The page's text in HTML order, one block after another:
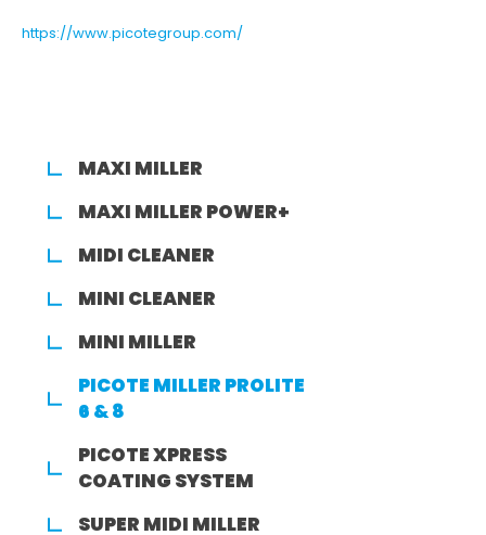
https://www.picotegroup.com/
MAXI MILLER
MAXI MILLER POWER+
MIDI CLEANER
MINI CLEANER
MINI MILLER
PICOTE MILLER PROLITE
6 & 8
PICOTE XPRESS
COATING SYSTEM
SUPER MIDI MILLER